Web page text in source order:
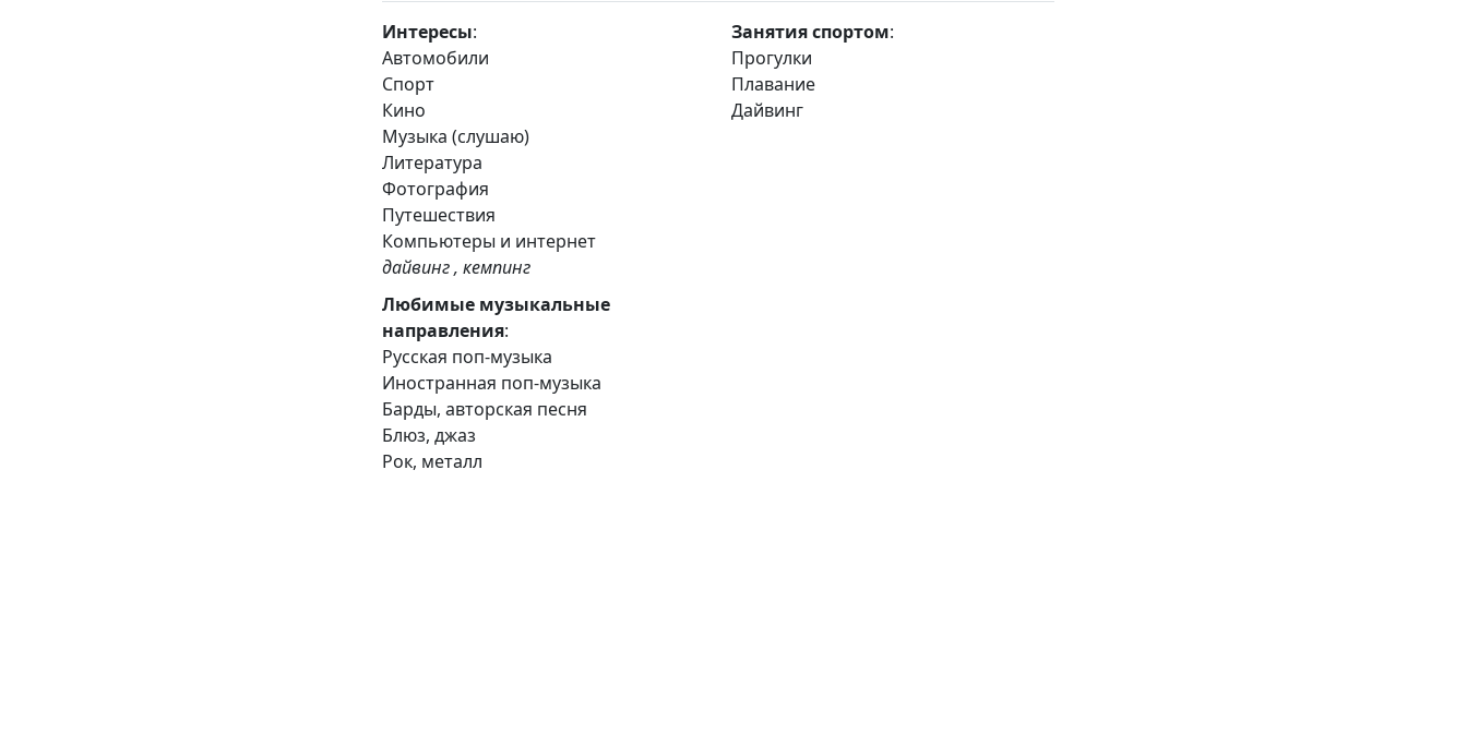
Интересы:
Автомобили
Спорт
Кино
Музыка (слушаю)
Литература
Фотография
Путешествия
Компьютеры и интернет
дайвинг , кемпинг
Занятия спортом:
Прогулки
Плавание
Дайвинг
Любимые музыкальные
направления:
Русская поп-музыка
Иностранная поп-музыка
Барды, авторская песня
Блюз, джаз
Рок, металл